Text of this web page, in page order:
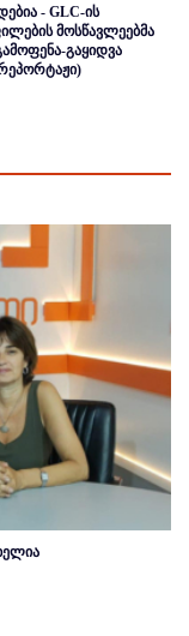
- GLC-ის
მოსწავლეებმა
გაყიდვა